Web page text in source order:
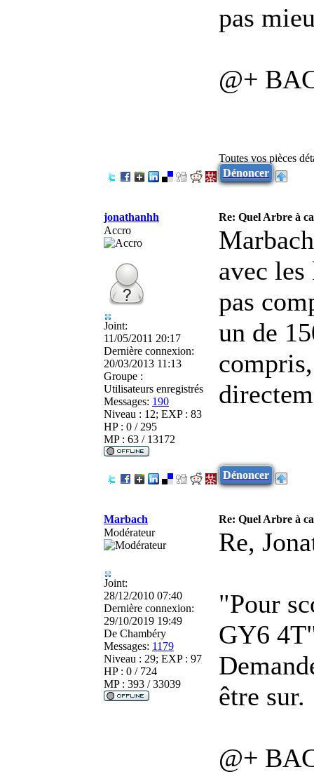
pas
@+
Toutes vos pièces
Dénoncer
jonathanhh
Re: Quel Arbre à
Accro
Joint:
11/05/2011 20:17
Dernière connexion:
20/03/2013 11:13
Groupe :
Utilisateurs enregistrés
Messages: 190
Niveau : 12; EXP : 83
HP : 0 / 295
MP : 63 / 13172
avec
pas
un de
Dénoncer
Marbach
Re: Quel Arbre à
Modérateur
Joint:
28/12/2010 07:40
Dernière connexion:
29/10/2019 19:49
De Chambéry
Messages: 1179
Niveau : 29; EXP : 97
HP : 0 / 724
MP : 393 / 33039
Re,
"Pour
GY6
être sur.
@+